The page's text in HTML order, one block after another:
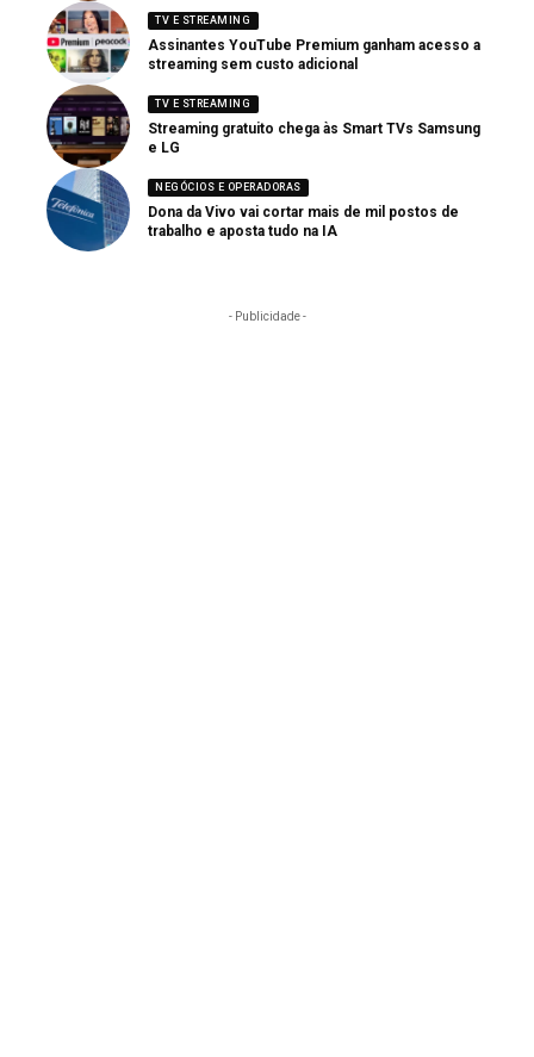
TV E STREAMING
Assinantes YouTube Premium ganham acesso a
streaming sem custo adicional
TV E STREAMING
Streaming gratuito chega às Smart TVs Samsung
e LG
NEGÓCIOS E OPERADORAS
Dona da Vivo vai cortar mais de mil postos de
trabalho e aposta tudo na IA
- Publicidade -